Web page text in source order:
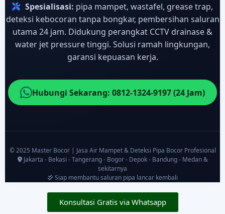
Spesialisasi: pipa mampet, wastafel, grease trap,
deteksi kebocoran tanpa bongkar, pembersihan saluran
utama 24 jam. Didukung perangkat CCTV drainase &
water jet pressure tinggi. Solusi ramah lingkungan,
garansi kepuasan kerja.
Hubungi Sekarang: 0812-1324-9197 (24 Jam)
© 2025 Master Bocor | Jasa Air Mampet & Deteksi Pipa Bocor Profesional
Jakarta - Bekasi - Tangerang - Bogor - Depok - Bandung - Medan &
sekitarnya
Siap membantu saluran pipa lancar kembali
Konsultasi Gratis via Whatsapp